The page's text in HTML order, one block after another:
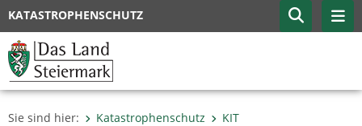
KATASTROPHENSCHUTZ
Sie sind hier: Katastrophenschutz
KIT